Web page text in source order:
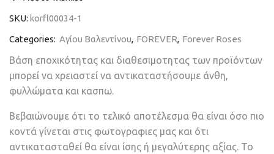
SKU: korfl00034-1
Categories: Aγίου Βαλεντίνου, FOREVER, Forever Roses
Βάση εποχικότητας και διαθεσιμοτητας των προϊόντων
μπορεί να χρειαστεί να αντικαταστήσουμε άνθη,
φυλλώματα και κασπω.
Βεβαιώνουμε ότι το τελικό αποτέλεσμα θα είναι όσο πιο
κοντά γίνεται στις φωτογραφιες μας και ότι
αντικατασταθεί θα είναι ίσης ή μεγαλύτερης αξίας. Το